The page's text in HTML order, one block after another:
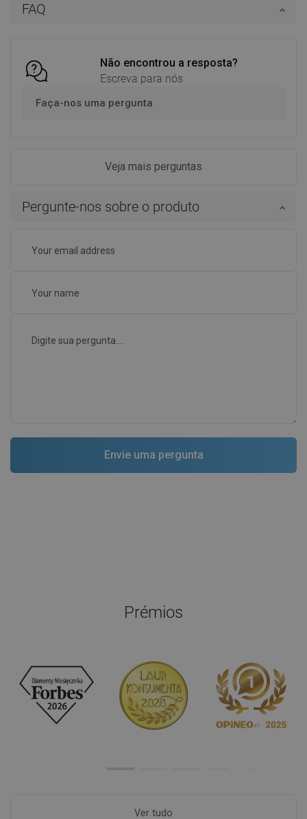
FAQ
Não encontrou a resposta?
Escreva para nós
Faça-nos uma pergunta
Veja mais perguntas
Pergunte-nos sobre o produto
Prémios
Ver tudo